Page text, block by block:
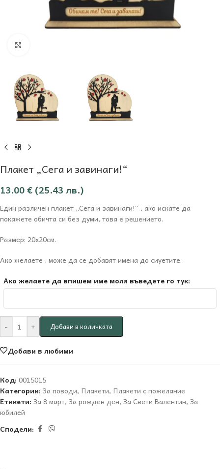
Плакет „Сега и завинаги!“
13.00€ (25.43 лв.)
Един различен плакет „Сега и завинаги!“ , ако искате да
покажете обичта си без думи, това е решението.
Размер: 20х20см.
Ако желаете , може да се добавят имена до сиуетите.
Ако желаете да впишем име моля въведете го тук:
- + Добави в количката
Добави в любими
Код: 0015015
Категории: За поводи, Плакети, Плакети с пожелание
Етикети: За 8 март, За рожден ден, За Свети Валентин, За
юбилей
Сподели: